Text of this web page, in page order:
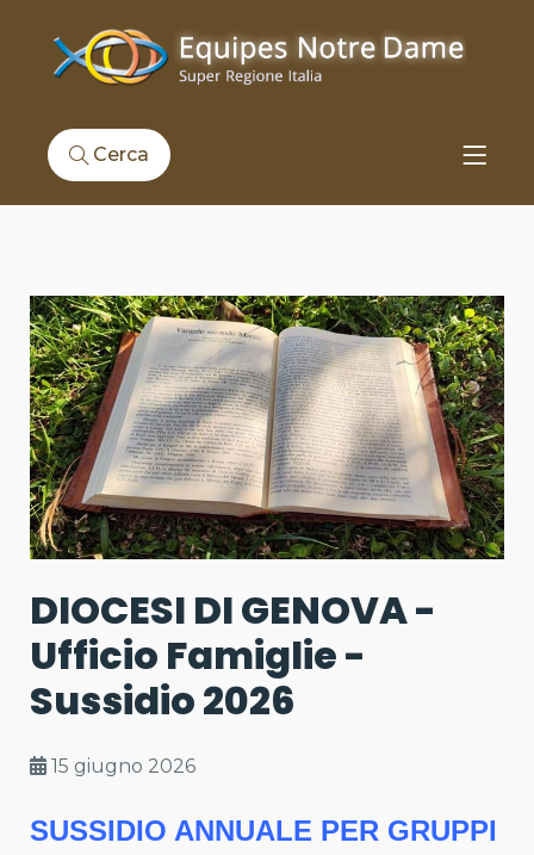
Cerca
DIOCESI DI GENOVA -
Ufficio Famiglie -
Sussidio 2026
15 giugno 2026
SUSSIDIO ANNUALE PER GRUPPI